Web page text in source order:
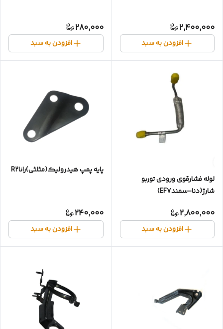
2,400,000
افزودن به سبد
280,000
افزودن به سبد
لوله فشارقوی ورودی توربو
شارژ(دنا-سمندEF7)
2,800,000
افزودن به سبد
پایه پمپ هیدرولیک(مثلثی)راناR2
240,000
افزودن به سبد